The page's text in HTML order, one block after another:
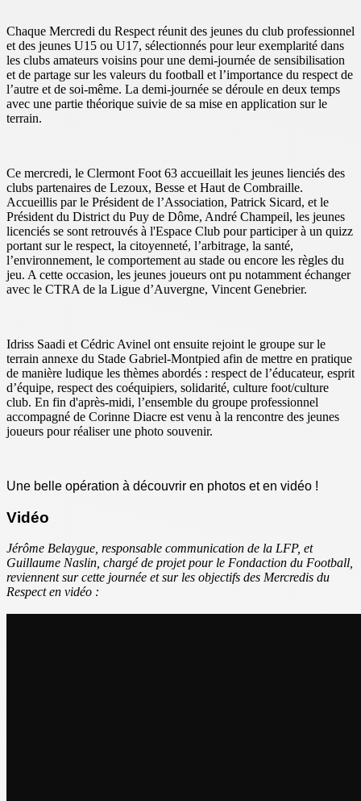
Chaque Mercredi du Respect réunit des jeunes du club professionnel
et des jeunes U15 ou U17, sélectionnés pour leur exemplarité dans
les clubs amateurs voisins pour une demi-journée de sensibilisation
et de partage sur les valeurs du football et l’importance du respect de
l’autre et de soi-même. La demi-journée se déroule en deux temps
avec une partie théorique suivie de sa mise en application sur le
terrain.
Ce mercredi, le Clermont Foot 63 accueillait les jeunes lienciés des
clubs partenaires de Lezoux, Besse et Haut de Combraille.
Accueillis par le Président de l’Association, Patrick Sicard, et le
Président du District du Puy de Dôme, André Champeil, les jeunes
licenciés se sont retrouvés à l'Espace Club pour participer à un quizz
portant sur le respect, la citoyenneté, l’arbitrage, la santé,
l’environnement, le comportement au stade ou encore les règles du
jeu. A cette occasion, les jeunes joueurs ont pu notamment échanger
avec le CTRA de la Ligue d’Auvergne, Vincent Genebrier.
Idriss Saadi et Cédric Avinel ont ensuite rejoint le groupe sur le
terrain annexe du Stade Gabriel-Montpied afin de mettre en pratique
de manière ludique les thèmes abordés : respect de l’éducateur, esprit
d’équipe, respect des coéquipiers, solidarité, culture foot/culture
club. En fin d'après-midi, l’ensemble du groupe professionnel
accompagné de Corinne Diacre est venu à la rencontre des jeunes
joueurs pour réaliser une photo souvenir.
Une belle opération à découvrir en photos et en vidéo !
Vidéo
Jérôme Belaygue, responsable communication de la LFP, et
Guillaume Naslin, chargé de projet pour le Fondaction du Football,
reviennent sur cette journée et sur les objectifs des Mercredis du
Respect en vidéo :